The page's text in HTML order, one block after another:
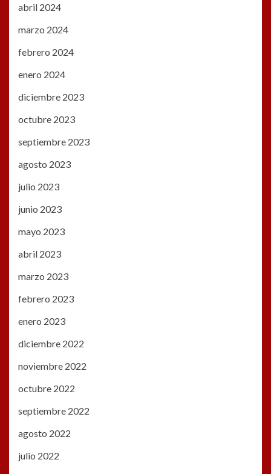
abril 2024
marzo 2024
febrero 2024
enero 2024
diciembre 2023
octubre 2023
septiembre 2023
agosto 2023
julio 2023
junio 2023
mayo 2023
abril 2023
marzo 2023
febrero 2023
enero 2023
diciembre 2022
noviembre 2022
octubre 2022
septiembre 2022
agosto 2022
julio 2022